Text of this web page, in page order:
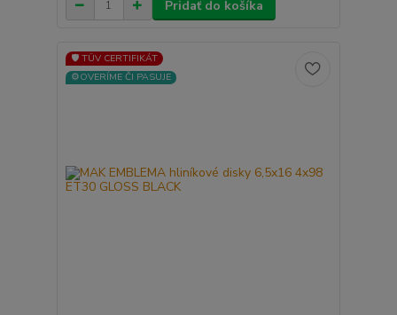
Pridať do košíka
🛡️ TÜV CERTIFIKÁT
⚙️OVERÍME ČI PASUJE